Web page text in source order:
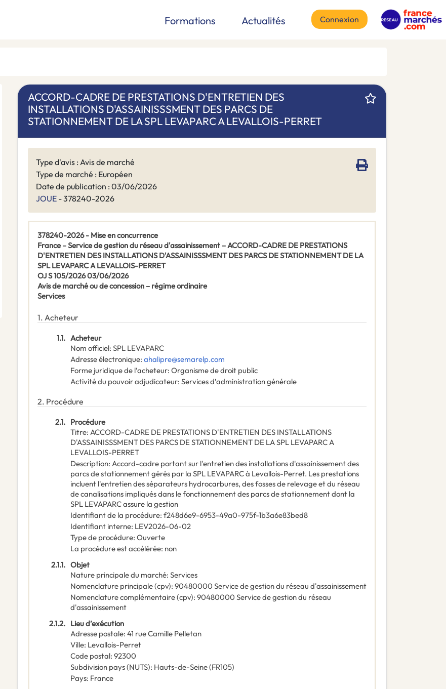
Formations Actualités Connexion
ACCORD-CADRE DE PRESTATIONS D'ENTRETIEN DES
INSTALLATIONS D'ASSAINISSSMENT DES PARCS DE
STATIONNEMENT DE LA SPL LEVAPARC A LEVALLOIS-PERRET
Type d'avis : Avis de marché
Type de marché : Européen
Date de publication : 03/06/2026
JOUE - 378240-2026
378240-2026 - Mise en concurrence
France – Service de gestion du réseau d'assainissement – ACCORD-CADRE DE PRESTATIONS
D'ENTRETIEN DES INSTALLATIONS D'ASSAINISSSMENT DES PARCS DE STATIONNEMENT DE LA
SPL LEVAPARC A LEVALLOIS-PERRET
OJ S 105/2026 03/06/2026
Avis de marché ou de concession – régime ordinaire
Services
1. Acheteur
1.1. Acheteur
Nom officiel: SPL LEVAPARC
Adresse électronique: ahalipre@semarelp.com
Forme juridique de l’acheteur: Organisme de droit public
Activité du pouvoir adjudicateur: Services d’administration générale
2. Procédure
2.1. Procédure
Titre: ACCORD-CADRE DE PRESTATIONS D'ENTRETIEN DES INSTALLATIONS
D'ASSAINISSSMENT DES PARCS DE STATIONNEMENT DE LA SPL LEVAPARC A
LEVALLOIS-PERRET
Description: Accord-cadre portant sur l'entretien des installations d'assainissement des
parcs de stationnement gérés par la SPL LEVAPARC à Levallois-Perret. Les prestations
incluent l'entretien des séparateurs hydrocarbures, des fosses de relevage et du réseau
de canalisations impliqués dans le fonctionnement des parcs de stationnement dont la
SPL LEVAPARC assure la gestion
Identifiant de la procédure: f248d6e9-6953-49a0-975f-1b3a6e83bed8
Identifiant interne: LEV2026-06-02
Type de procédure: Ouverte
La procédure est accélérée: non
2.1.1. Objet
Nature principale du marché: Services
Nomenclature principale(cpv): 90480000 Service de gestion du réseau d'assainissement
Nomenclature complémentaire(cpv): 90480000 Service de gestion du réseau
d'assainissement
2.1.2. Lieu d’exécution
Adresse postale: 41 rue Camille Pelletan
Ville: Levallois-Perret
Code postal: 92300
Subdivision pays (NUTS): Hauts-de-Seine(FR105)
Pays: France